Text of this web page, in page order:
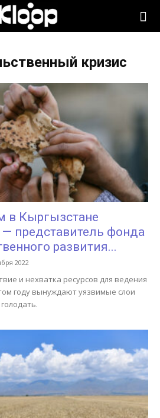
кризис
в Кыргызстане
— представитель фонда
развития...
2022
и нехватка ресурсов для ведения
году вынуждают уязвимые слои